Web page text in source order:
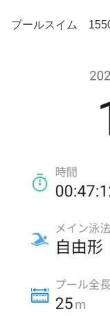
プールスイム